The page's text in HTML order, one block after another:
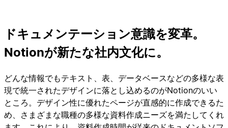
ドキュメンテーション意識を変革。
Notionが新たな社内文化に。
どんな情報でもテキスト、表、データベースなどの多様な表
現で統一されたデザインに落とし込めるのがNotionのいい
ところ。デザイン性に優れたページが直感的に作成できるた
め、さまざまな職種の多様な資料作成ニーズを満たしてくれ